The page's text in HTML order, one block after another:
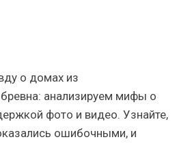
о домах из
анализируем мифы о
фото и видео. Узнайте,
ошибочными, и